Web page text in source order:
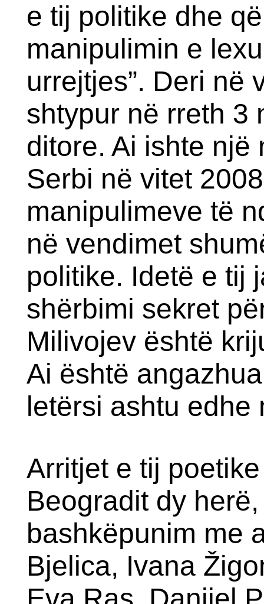
e tij politike dhe
manipulimin e
urrejtjes”. Deri në
shtypur në rreth 3
ditore. Ai ishte një
Serbi në vitet
manipulimeve të
në vendimet
politike. Idetë e tij
shërbimi sekret
Milivojev është
Ai është
letërsi ashtu edhe
Arritjet e tij
Beogradit dy
bashkëpunim me
Bjelica, Ivana